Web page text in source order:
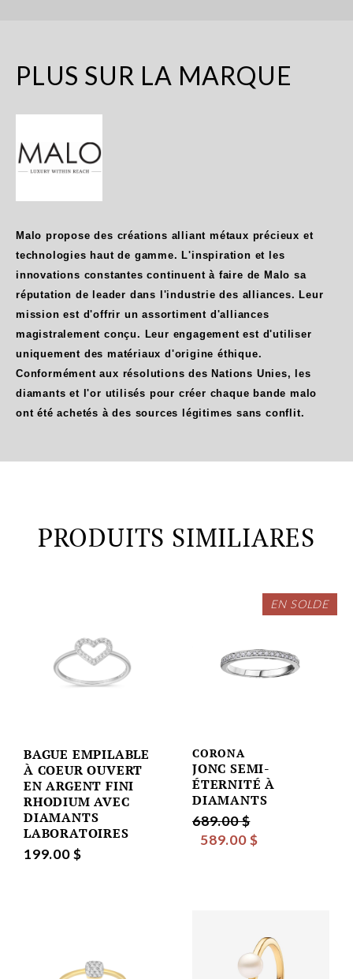
PLUS SUR LA MARQUE
Malo propose des créations alliant métaux précieux et
technologies haut de gamme. L'inspiration et les
innovations constantes continuent à faire de Malo sa
réputation de leader dans l'industrie des alliances. Leur
mission est d'offrir un assortiment d'alliances
magistralement conçu. Leur engagement est d'utiliser
uniquement des matériaux d'origine éthique.
Conformément aux résolutions des Nations Unies, les
diamants et l'or utilisés pour créer chaque bande malo
ont été achetés à des sources légitimes sans conflit.
PRODUITS SIMILIARES
BAGUE EMPILABLE
À COEUR OUVERT
EN ARGENT FINI
RHODIUM AVEC
DIAMANTS
LABORATOIRES
199.00 $
EN SOLDE
CORONA
JONC SEMI-
ÉTERNITÉ À
DIAMANTS
689.00 $
589.00 $